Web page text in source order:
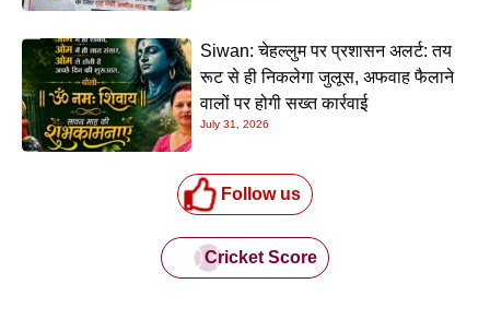
Siwan: चेहल्लुम पर प्रशासन अलर्ट: तय
रूट से ही निकलेगा जुलूस, अफवाह फैलाने
वालों पर होगी सख्त कार्रवाई
July 31, 2026
Follow us
Cricket Score